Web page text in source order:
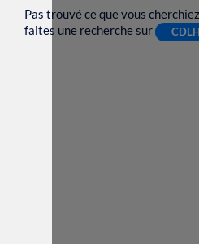
Pas trouvé ce que vous
faites une recherche sur
CDLH